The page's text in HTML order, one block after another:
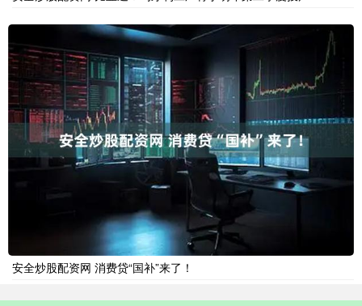
安全炒股配资网 消费贷“国补”来了！